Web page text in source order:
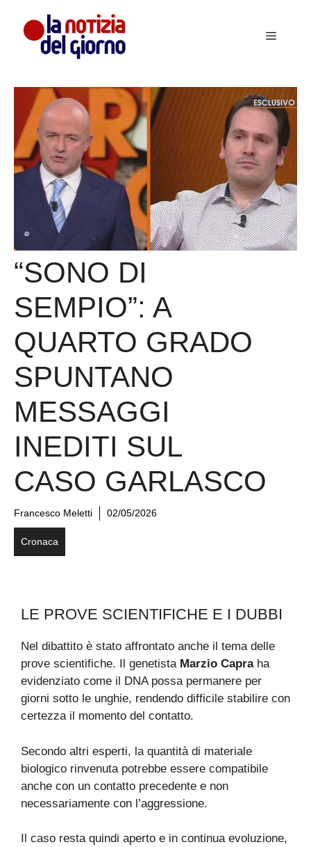
contenuto
Menu
“SONO DI
SEMPIO”: A
QUARTO GRADO
SPUNTANO
MESSAGGI
INEDITI SUL
CASO GARLASCO
Francesco Meletti 02/05/2026
Cronaca
LE PROVE SCIENTIFICHE E I DUBBI
Nel dibattito è stato affrontato anche il tema delle
prove scientifiche. Il genetista Marzio Capraha
evidenziato come il DNA possa permanere per
giorni sotto le unghie, rendendo difficile stabilire con
certezza il momento del contatto.
Secondo altri esperti, la quantità di materiale
biologico rinvenuta potrebbe essere compatibile
anche con un contatto precedente e non
necessariamente con l’aggressione.
Il caso resta quindi aperto e in continua evoluzione,